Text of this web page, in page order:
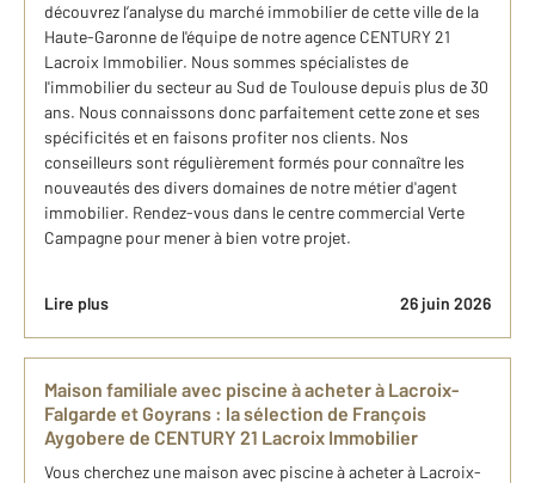
découvrez l’analyse du marché immobilier de cette ville de la
Haute-Garonne de l'équipe de notre agence CENTURY 21
Lacroix Immobilier. Nous sommes spécialistes de
l'immobilier du secteur au Sud de Toulouse depuis plus de 30
ans. Nous connaissons donc parfaitement cette zone et ses
spécificités et en faisons profiter nos clients. Nos
conseilleurs sont régulièrement formés pour connaître les
nouveautés des divers domaines de notre métier d'agent
immobilier. Rendez-vous dans le centre commercial Verte
Campagne pour mener à bien votre projet.
Lire plus 26 juin 2026
Maison familiale avec piscine à acheter à Lacroix-
Falgarde et Goyrans : ​la sélection de François
Aygobere de CENTURY 21 Lacroix Immobilier
Vous cherchez une maison avec piscine à acheter à Lacroix-